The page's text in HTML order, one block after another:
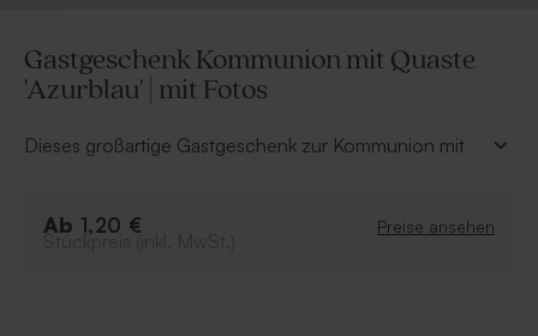
Gastgeschenk Kommunion mit Quaste
'Azurblau' | mit Fotos
Dieses großartige Gastgeschenk zur Kommunion mit
Fülle das Tütchen mit leckeren Süßigkeiten als
Ab 1,20 € Preise ansehen